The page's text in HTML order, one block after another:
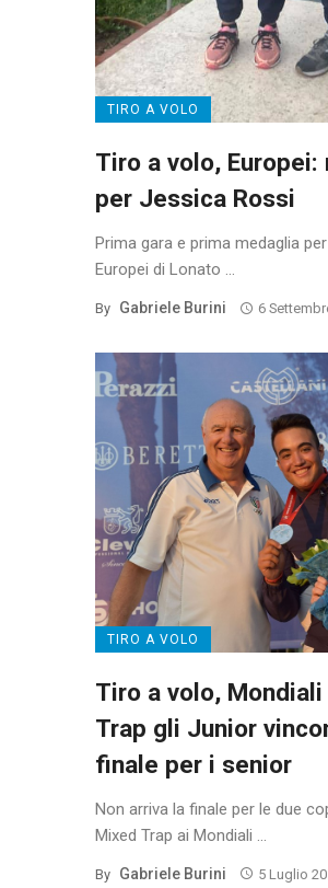
TIRO A VOLO
Tiro a volo,
per Jessica Rossi
Prima gara e prima medaglia
Europei di Lonato ...
By Gabriele Burini 6
TIRO A VOLO
Tiro a volo,
Trap gli Junior
finale per i senior
Non arriva la finale per le due
Mixed Trap ai Mondiali ...
By Gabriele Burini 5 Luglio